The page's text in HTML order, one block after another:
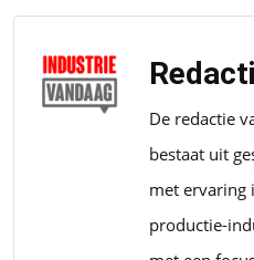
De redactie
bestaat uit
met ervaring
productie-